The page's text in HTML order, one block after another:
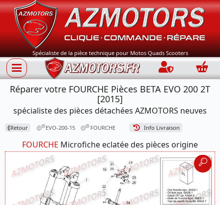
Spécialiste de la pièce technique pour Motos Quads Scooters
Connection
Réparer votre FOURCHE Pièces BETA EVO 200 2T
[2015]
spécialiste des pièces détachées AZMOTORS neuves
⟪Retour EVO-200-15 FOURCHE Info Livraison
FOURCHE Microfiche eclatée des pièces origine